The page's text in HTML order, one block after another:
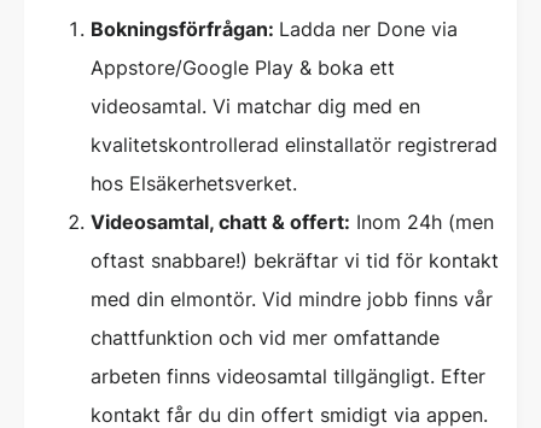
Bokningsförfrågan: Ladda ner Done via
Appstore/Google Play & boka ett
videosamtal. Vi matchar dig med en
kvalitetskontrollerad elinstallatör registrerad
hos Elsäkerhetsverket.
Videosamtal, chatt & offert: Inom 24h (men
oftast snabbare!) bekräftar vi tid för kontakt
med din elmontör. Vid mindre jobb finns vår
chattfunktion och vid mer omfattande
arbeten finns videosamtal tillgängligt. Efter
kontakt får du din offert smidigt via appen.